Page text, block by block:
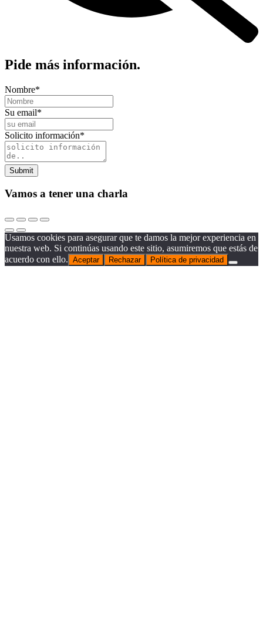
Pide más información.
Nombre*
Su email*
Solicito información*
Submit
Vamos a tener una charla
Usamos cookies para asegurar que te damos la mejor experiencia en
nuestra web. Si continúas usando este sitio, asumiremos que estás de
acuerdo con ello. Aceptar Rechazar Política de privacidad